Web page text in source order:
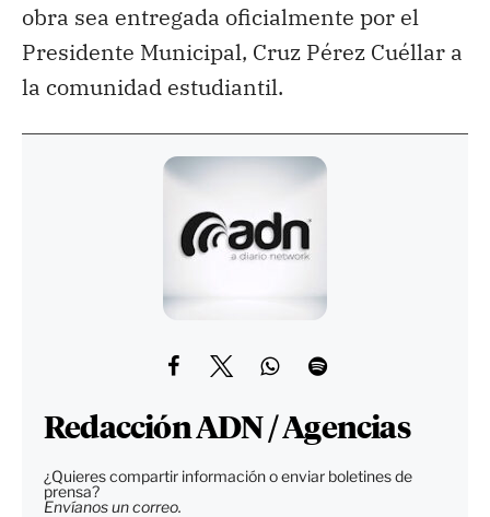
obra sea entregada oficialmente por el
Presidente Municipal, Cruz Pérez Cuéllar a
la comunidad estudiantil.
Redacción ADN / Agencias
¿Quieres compartir información o enviar boletines de
prensa?
Envíanos un correo.